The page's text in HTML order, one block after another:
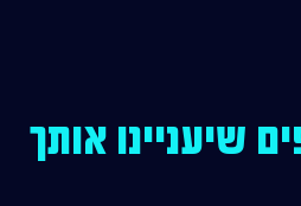
שיעניינו אותך